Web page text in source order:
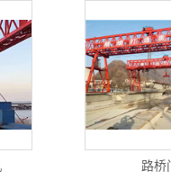
路桥